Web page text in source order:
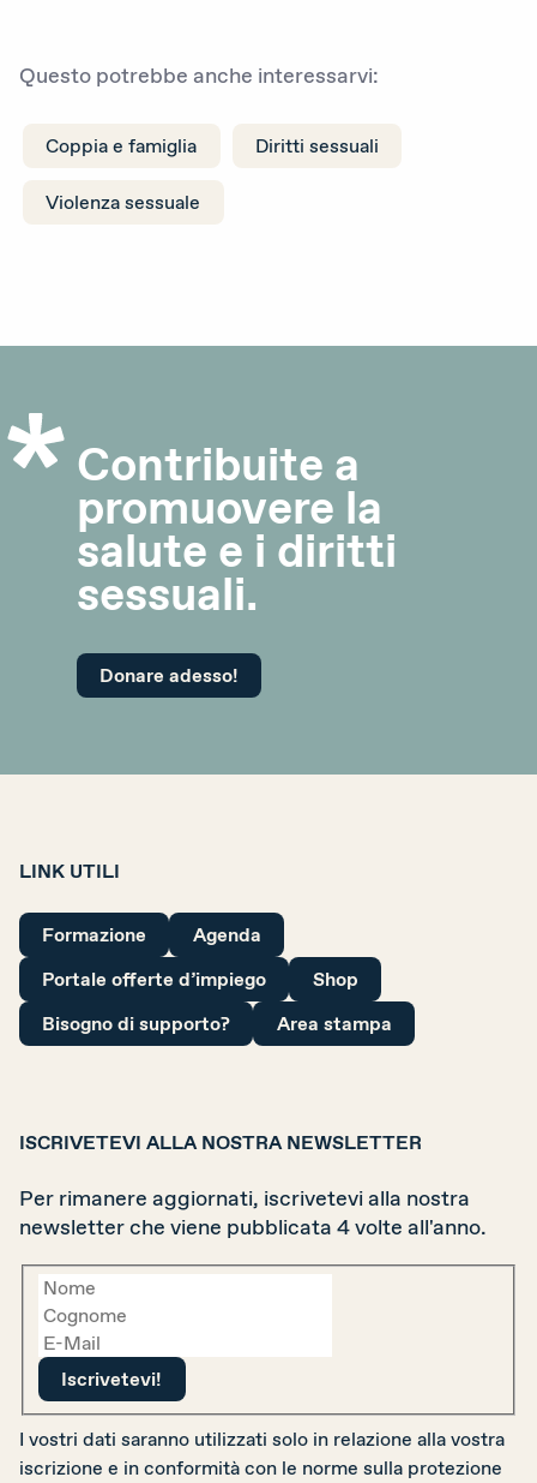
Questo potrebbe anche interessarvi:
Coppia e famiglia Diritti sessuali
Violenza sessuale
Contribuite a
promuovere la
salute e i diritti
sessuali.
Donare adesso!
LINK UTILI
Formazione
Agenda
Portale offerte d’impiego
Shop
Bisogno di supporto?
Area stampa
ISCRIVETEVI ALLA NOSTRA NEWSLETTER
Per rimanere aggiornati, iscrivetevi alla nostra
newsletter che viene pubblicata 4 volte all'anno.
I vostri dati saranno utilizzati solo in relazione alla vostra
iscrizione e in conformità con le norme sulla protezione